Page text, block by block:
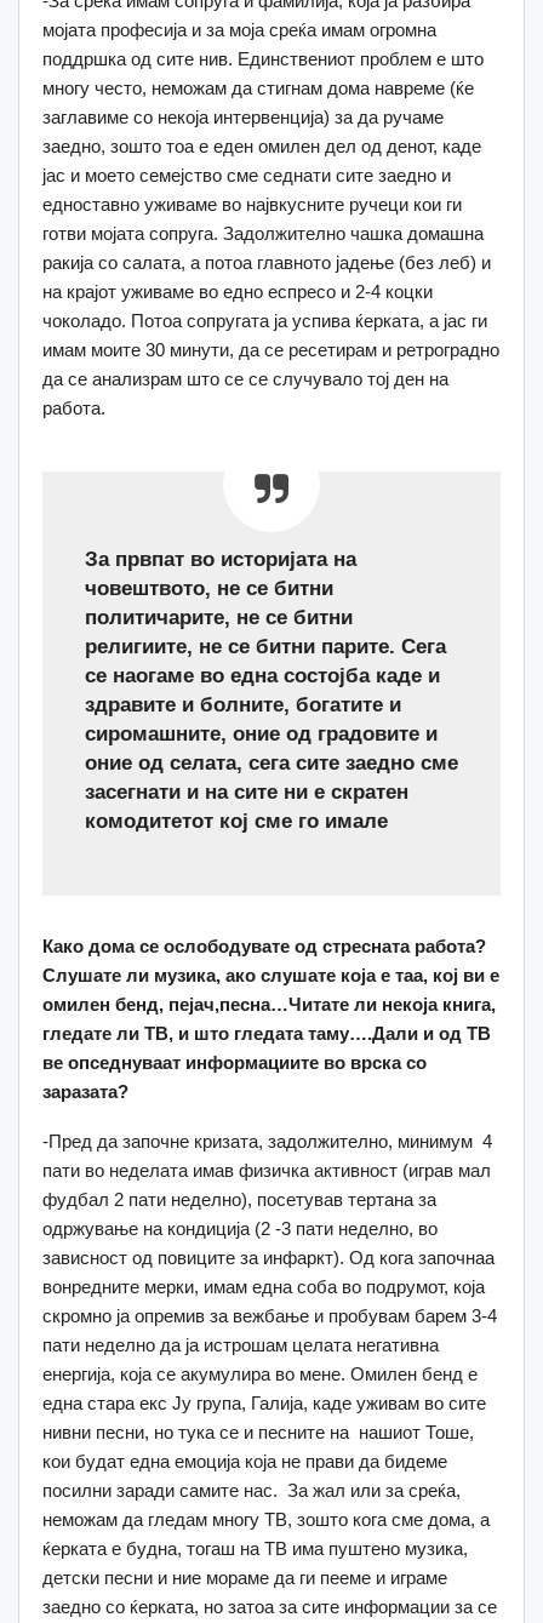
мојата професија и за моја среќа имам огромна
поддршка од сите нив. Единствениот проблем е што
многу често, неможам да стигнам дома навреме (ќе
заглавиме со некоја интервенција) за да ручаме
заедно, зошто тоа е еден омилен дел од денот, каде
јас и моето семејство сме седнати сите заедно и
едноставно уживаме во највкусните ручеци кои ги
готви мојата сопруга. Задолжително чашка домашна
ракија со салата, а потоа главното јадење (без леб) и
на крајот уживаме во едно еспресо и 2-4 коцки
чоколадо. Потоа сопругата ја успива ќерката, а јас ги
имам моите 30 минути, да се ресетирам и ретроградно
да се анализрам што се се случувало тој ден на
работа.
За првпат во историјата на
човештвото, не се битни
политичарите, не се битни
религиите, не се битни парите. Сега
се наогаме во една состојба каде и
здравите и болните, богатите и
сиромашните, оние од градовите и
оние од селата, сега сите заедно сме
засегнати и на сите ни е скратен
комодитетот кој сме го имале
Како дома се ослободувате од стресната работа?
Слушате ли музика, ако слушате која е таа, кој ви е
омилен бенд, пејач,песна…Читате ли некоја книга,
гледате ли ТВ, и што гледата таму….Дали и од ТВ
ве опседнуваат информациите во врска со
заразата?
-Пред да започне кризата, задолжително, минимум 4
пати во неделата имав физичка активност (играв мал
фудбал 2 пати неделно), посетував тертана за
одржување на кондиција (2 -3 пати неделно, во
зависност од повиците за инфаркт). Од кога започнаа
вонредните мерки, имам една соба во подрумот, која
скромно ја опремив за вежбање и пробувам барем 3-4
пати неделно да ја истрошам целата негативна
енергија, која се акумулира во мене. Омилен бенд е
една стара екс Ју група, Галија, каде уживам во сите
нивни песни, но тука се и песните на нашиот Тоше,
кои будат една емоција која не прави да бидеме
посилни заради самите нас. За жал или за среќа,
неможам да гледам многу ТВ, зошто кога сме дома, а
ќерката е будна, тогаш на ТВ има пуштено музика,
детски песни и ние мораме да ги пееме и играме
заедно со ќерката, но затоа за сите информации за се